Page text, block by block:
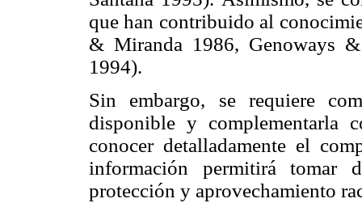
que han contribuido al
& Miranda 1986, Genoways
1994).
Sin embargo, se requiere
disponible y complementarla
conocer detalladamente el
información permitirá tomar
protección y aprovechamiento